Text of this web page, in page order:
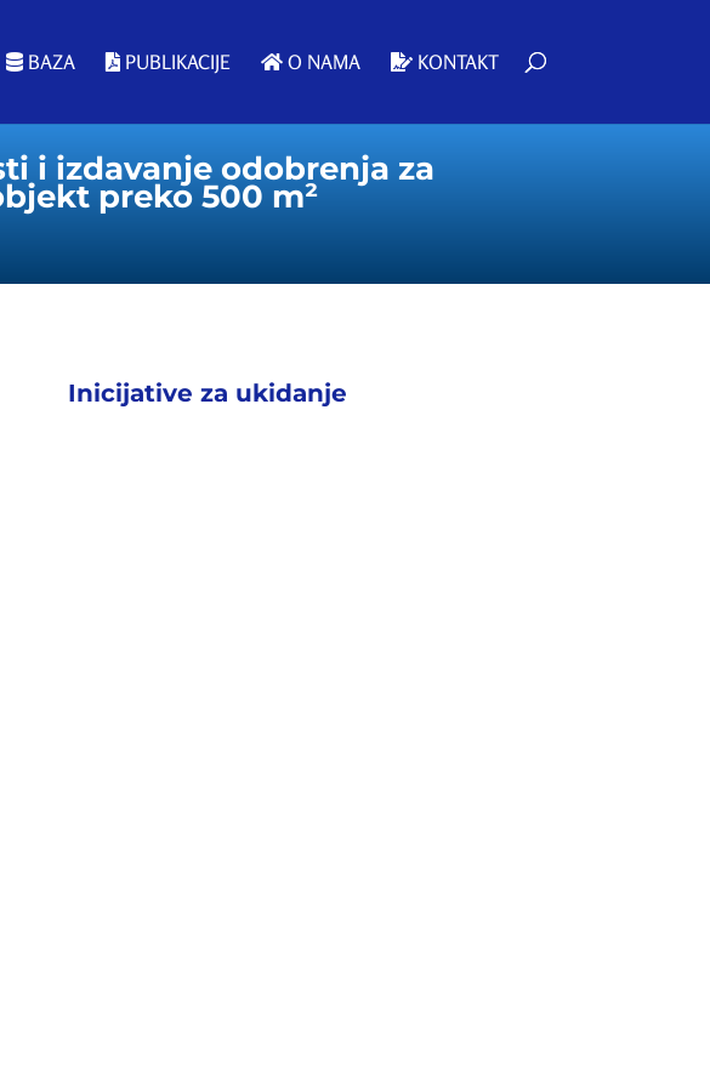
BAZA PUBLIKACIJE O NAMA KONTAKT
i izdavanje odobrenja za
preko 500 m²
Inicijative za ukidanje